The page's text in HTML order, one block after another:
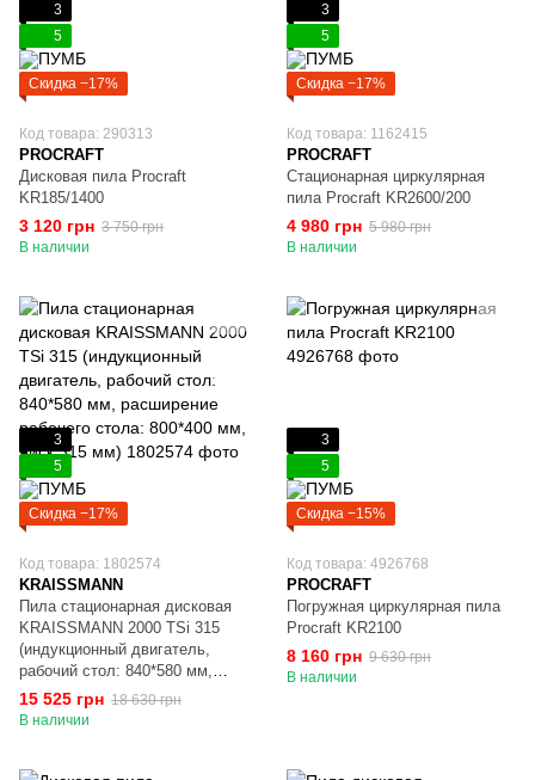
3
5
Скидка −17%
Код товара: 290313
PROCRAFT
Дисковая пила Procraft
KR185/1400
3 120 грн 3 750 грн
В наличии
3
5
Скидка −17%
Код товара: 1162415
PROCRAFT
Стационарная циркулярная
пила Procraft KR2600/200
4 980 грн 5 980 грн
В наличии
3
5
Скидка −17%
Код товара: 1802574
KRAISSMANN
Пила стационарная дисковая
KRAISSMANN 2000 TSi 315
(индукционный двигатель,
рабочий стол: 840*580 мм,
расширение рабочего стола:
800*400 мм, диск 315 мм)
15 525 грн 18 630 грн
В наличии
3
5
Скидка −15%
Код товара: 4926768
PROCRAFT
Погружная циркулярная пила
Procraft KR2100
8 160 грн 9 630 грн
В наличии